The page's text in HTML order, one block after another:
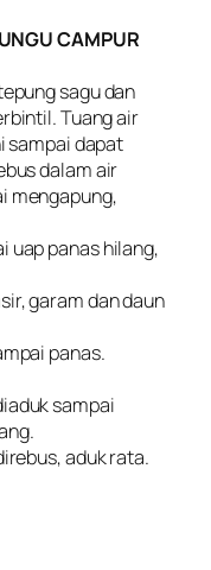
CAMPUR
sagu dan
Tuang air
sampai dapat
dalam air
mengapung,
uap panas hilang,
garam dan daun
panas.
sampai
aduk rata.